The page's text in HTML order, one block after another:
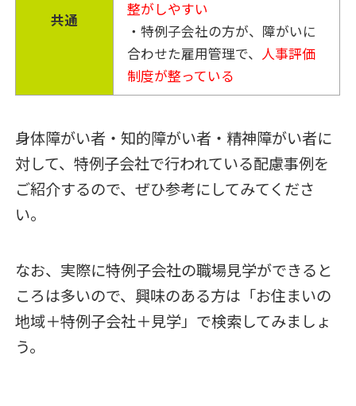
共通
整がしやすい
・特例子会社の方が、障がいに
合わせた雇用管理で、 人事評価
制度が整っている
身体障がい者・知的障がい者・精神障がい者に
対して、特例子会社で行われている配慮事例を
ご紹介するので、ぜひ参考にしてみてくださ
い。
なお、実際に特例子会社の職場見学ができると
ころは多いので、興味のある方は「お住まいの
地域＋特例子会社＋見学」で検索してみましょ
う。